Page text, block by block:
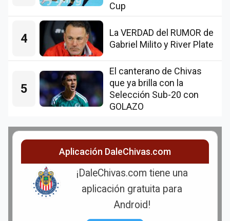
Cup
4
La VERDAD del RUMOR de
Gabriel Milito y River Plate
5
El canterano de Chivas
que ya brilla con la
Selección Sub-20 con
GOLAZO
Aplicación DaleChivas.com
¡DaleChivas.com tiene una
aplicación gratuita para
Android!